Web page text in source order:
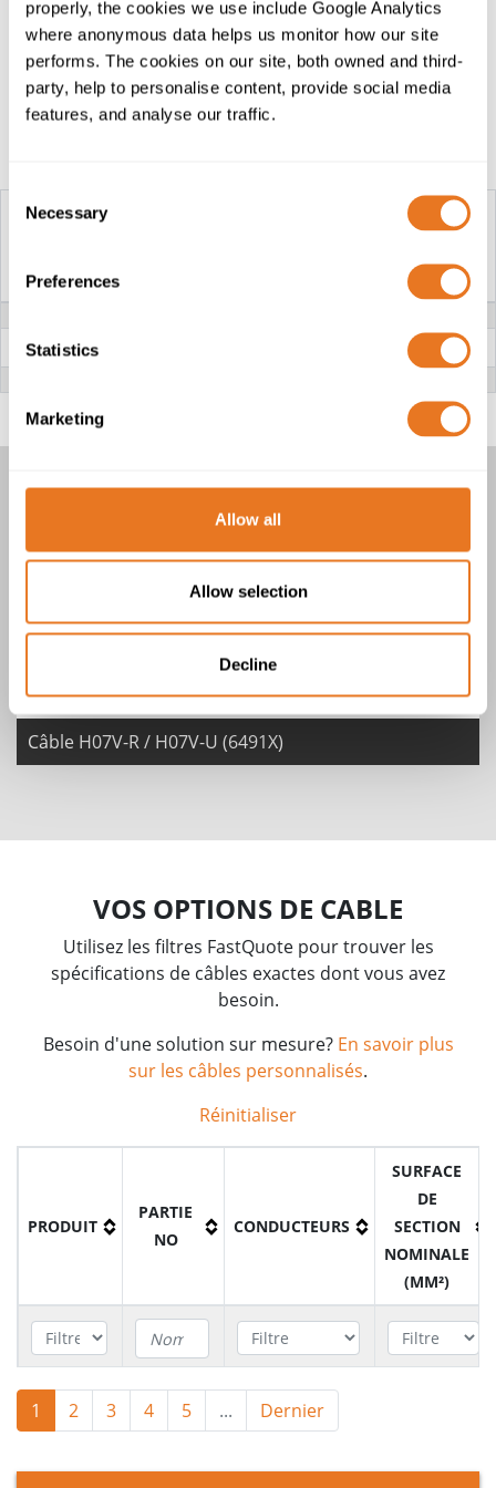
properly, the cookies we use include Google Analytics
where anonymous data helps us monitor how our site
performs. The cookies on our site, both owned and third-
party, help to personalise content, provide social media
features, and analyse our traffic.
Consent
Selection
Necessary
Preferences
Statistics
Marketing
Allow all
Allow selection
Decline
Tension nominale et
couleurs d'isolation du câble
H07Z-R / H07V-U
CONDUCTEUR
H07V-R: Cuivre toronné (Classe 2)
H07V-U: Cuivre massif (Classe 1)
CÂBLE H07V-R / H07V-U (6491X)
1 Produits
Câble H07V-R / H07V-U (6491X)
VOS OPTIONS DE CABLE
Utilisez les filtres FastQuote pour trouver les
spécifications de câbles exactes dont vous avez
besoin.
Besoin d'une solution sur mesure? En savoir plus
sur les câbles personnalisés.
Réinitialiser
PRODUIT
PARTIE
NO
CONDUCTEURS
SURFACE
DE
SECTION
NOMINALE
(MM²)
H07V-R /
(6491X)
A2XBK400 1
1 2 3 4 5 ... Dernier